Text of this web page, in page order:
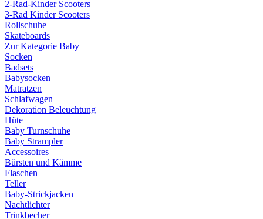
2-Rad-Kinder Scooters
3-Rad Kinder Scooters
Rollschuhe
Skateboards
Zur Kategorie Baby
Socken
Badsets
Babysocken
Matratzen
Schlafwagen
Dekoration Beleuchtung
Hüte
Baby Turnschuhe
Baby Strampler
Accessoires
Bürsten und Kämme
Flaschen
Teller
Baby-Strickjacken
Nachtlichter
Trinkbecher